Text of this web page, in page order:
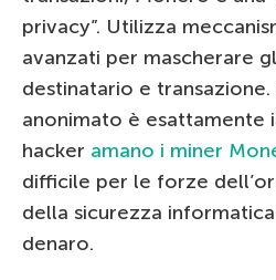
privacy”. Utilizza
avanzati per mascherare
destinatario e
anonimato è esattamente
hacker amano i miner
difficile per le forze
della sicurezza
denaro.